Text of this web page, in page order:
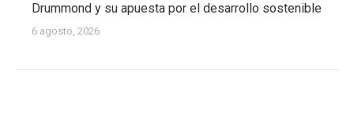
Drummond y su apuesta por el desarrollo sostenible
6 agosto, 2026